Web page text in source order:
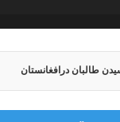
طالبان درافغانستان